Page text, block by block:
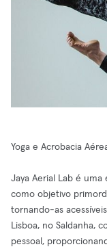
Yoga e Acrobacia
Jaya Aerial Lab é
como objetivo
tornando-as
Lisboa, no Saldanha,
pessoal,